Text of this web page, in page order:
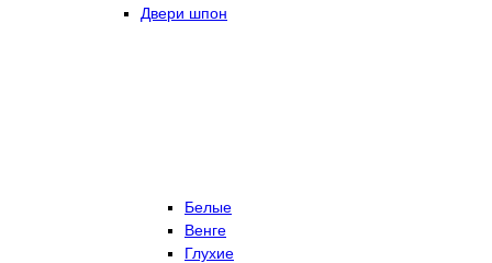
Двери шпон
Белые
Венге
Глухие